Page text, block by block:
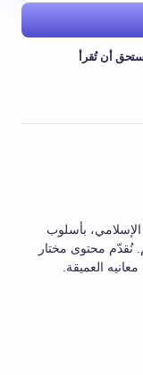
أن تُقرأ
بأسلوب
نُقدّم محتوى مختار
العميقة.